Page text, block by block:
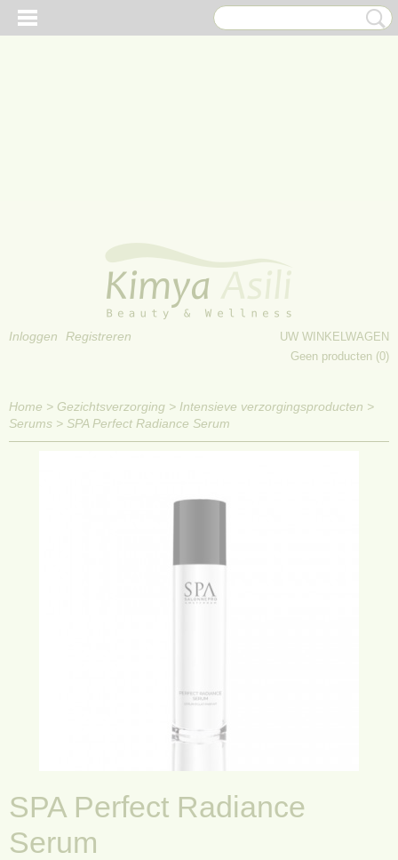
Inloggen Registreren
UW WINKELWAGEN
Geen producten (0)
Home > Gezichtsverzorging > Intensieve verzorgingsproducten >
Serums > SPA Perfect Radiance Serum
SPA Perfect Radiance
Serum